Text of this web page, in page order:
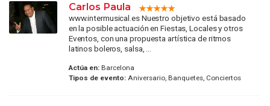
Carlos Paula
www.intermusical.es Nuestro objetivo está basado
en la posible actuación en Fiestas, Locales y otros
Eventos, con una propuesta artística de ritmos
latinos boleros, salsa, ...
Actúa en:Barcelona
Tipos de evento:Aniversario, Banquetes, Conciertos